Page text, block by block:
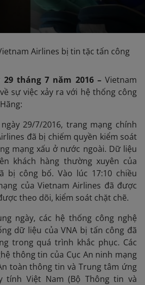
Airlines bị tin tặc tấn công
29tháng 7 năm 2016–Vietnam
sự việc xảy ra với hệ thống công
29/7/2016, trang mạng chính
đã bị chiếm quyền kiểm soát
mạng xấu ở nước ngoài. Dữ liệu
khách hàng thường xuyên của
bị công bố. Vào lúc 17:10 chiều
của Vietnam Airlines đã được
theo dõi, kiểm soát chặt chẽ.
ngày, các hệ thống công nghệ
dữ liệu của VNA bị tấn công đã
trong quá trình khắc phục. Các
thông tin của Cục An ninh mạng
toàn thông tin và Trung tâm ứng
tính Việt Nam (Bộ Thông tin và